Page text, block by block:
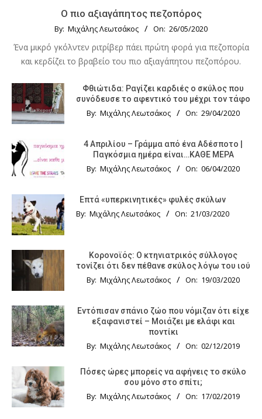
Ο πιο αξιαγάπητος πεζοπόρος
By: Μιχάλης Λεωτσάκος On: 26/05/2020
Ένα μικρό γκόλντεν ριτρίβερ πάει πρώτη φορά για πεζοπορία
και κερδίζει το βραβείο του πιο αξιαγάπητου πεζοπόρου.
Φθιώτιδα: Ραγίζει καρδιές ο σκύλος που
συνόδευσε το αφεντικό του μέχρι τον τάφο
By: Μιχάλης Λεωτσάκος On: 29/04/2020
4 Απριλίου – Γράμμα από ένα Αδέσποτο |
Παγκόσμια ημέρα είναι…ΚΑΘΕ ΜΕΡΑ
By: Μιχάλης Λεωτσάκος On: 06/04/2020
Επτά «υπερκινητικές» φυλές σκύλων
By: Μιχάλης Λεωτσάκος On: 21/03/2020
Κορονοϊός: Ο κτηνιατρικός σύλλογος
τονίζει ότι δεν πέθανε σκύλος λόγω του ιού
By: Μιχάλης Λεωτσάκος On: 19/03/2020
Εντόπισαν σπάνιο ζώο που νόμιζαν ότι είχε
εξαφανιστεί – Μοιάζει με ελάφι και
ποντίκι
By: Μιχάλης Λεωτσάκος On: 02/12/2019
Πόσες ώρες μπορείς να αφήνεις το σκύλο
σου μόνο στο σπίτι;
By: Μιχάλης Λεωτσάκος On: 17/02/2019